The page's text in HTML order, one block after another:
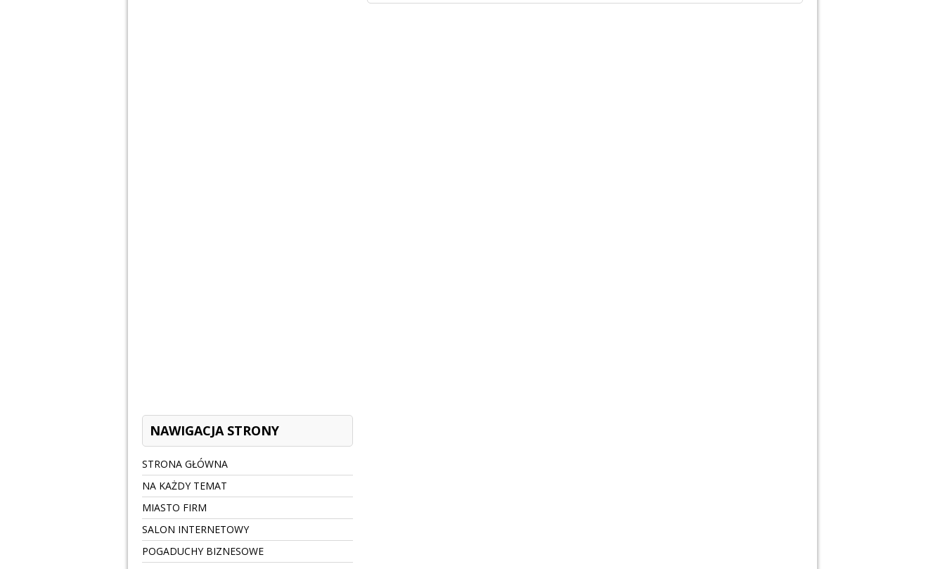
NAWIGACJA STRONY
STRONA GŁÓWNA
NA KAŻDY TEMAT
MIASTO FIRM
SALON INTERNETOWY
POGADUCHY BIZNESOWE